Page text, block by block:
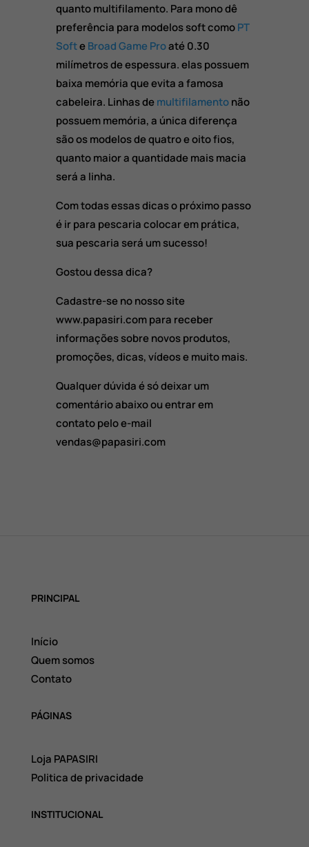
quanto multifilamento. Para mono dê
preferência para modelos soft comoPT
SofteBroad Game Proaté 0.30
milímetros de espessura. elas possuem
baixa memória que evita a famosa
cabeleira. Linhas demultifilamentonão
possuem memória, a única diferença
são os modelos de quatro e oito fios,
quanto maior a quantidade mais macia
será a linha.
Com todas essas dicas o próximo passo
é ir para pescaria colocar em prática,
sua pescaria será um sucesso!
Gostou dessa dica?
Cadastre-se no nosso site
www.papasiri.com para receber
informações sobre novos produtos,
promoções, dicas, vídeos e muito mais.
Qualquer dúvida é só deixar um
comentário abaixo ou entrar em
contato pelo e-mail
vendas@papasiri.com
PRINCIPAL
Início
Quem somos
Contato
PÁGINAS
Loja PAPASIRI
Politica de privacidade
INSTITUCIONAL